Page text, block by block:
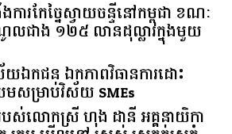
ារ​កែច្នៃ​ស្វាយចន្ទី​នៅ​កម្ពុជា​ ​ខណៈ​
ល​ជាង​ ​១២៥​ ​លាន​ដុល្លារ​ក្នុង​មួយ​
យ​ឯកជន ​ឯកភាព​វិធានការ​ដោះ
សម្រាប់​វិស័យ​ ​SMEs​
លោកស្រី ហុង ដានី អគ្គ​នាយិកា​